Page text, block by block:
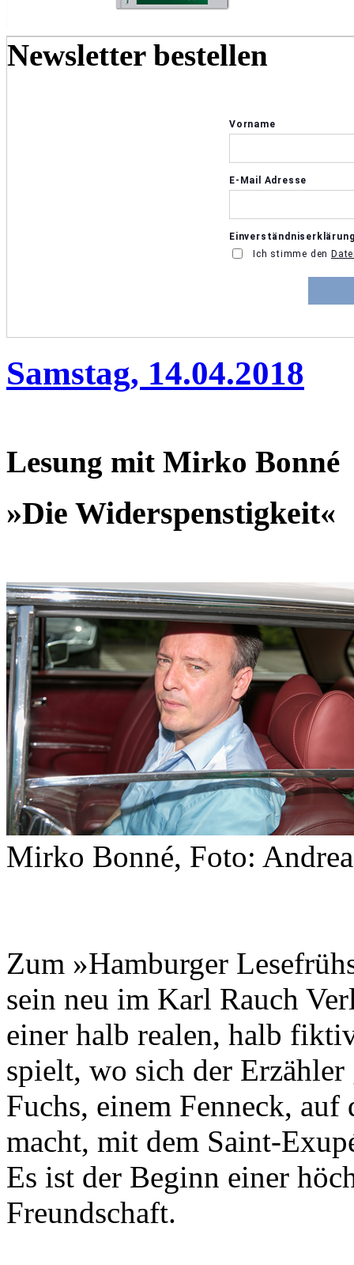
Newsletter bestellen
Samstag, 14.04.2018
Lesung mit Mirko Bonné
»Die Widerspenstigkeit«
Mirko Bonné, Foto:
Zum »Hamburger
sein neu im Karl Rauch
einer halb realen, halb
spielt, wo sich der
Fuchs, einem Fenneck,
macht, mit dem Saint-
Es ist der Beginn einer
Freundschaft.